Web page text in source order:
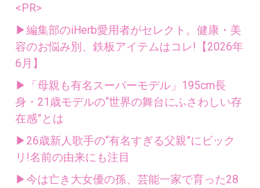
<PR>
▶編集部のiHerb愛用者がセレクト。健康・美
容のお悩み別、鉄板アイテムはコレ!【2026年
6月】
▶「母親も有名スーパーモデル」195cm長
身・21歳モデルの“世界の舞台にふさわしい存
在感”とは
▶26歳新人歌手の“有名すぎる父親”にビック
リ!名前の由来にも注目
▶今は亡き大女優の孫、芸能一家で育った28